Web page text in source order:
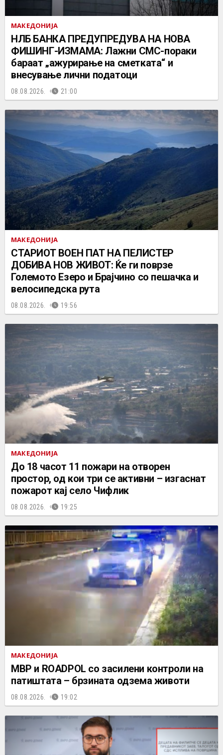
МАКЕДОНИЈА
НЛБ БАНКА ПРЕДУПРЕДУВА НА НОВА
ФИШИНГ-ИЗМАМА: Лажни СМС-пораки
бараат „ажурирање на сметката“ и
внесување лични податоци
08.08.2026. 21:00
МАКЕДОНИЈА
СТАРИОТ ВОЕН ПАТ НА ПЕЛИСТЕР
ДОБИВА НОВ ЖИВОТ: Ќе ги поврзе
Големото Езеро и Брајчино со пешачка и
велосипедска рута
08.08.2026. 19:56
МАКЕДОНИЈА
До 18 часот 11 пожари на отворен
простор, од кои три се активни – изгаснат
пожарот кај село Чифлик
08.08.2026. 19:25
МАКЕДОНИЈА
МВР и ROADPOL со засилени контроли на
патиштата – брзината одзема животи
08.08.2026. 19:02